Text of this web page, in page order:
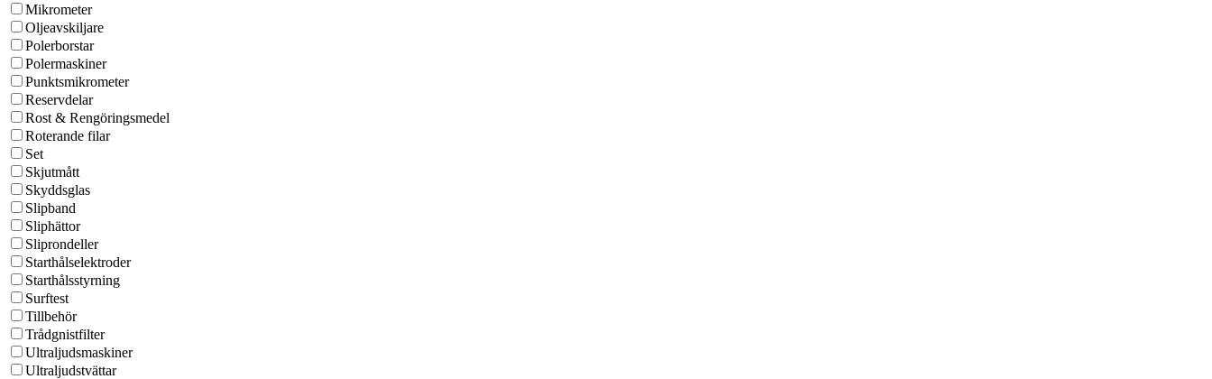
Mikrometer
Oljeavskiljare
Polerborstar
Polermaskiner
Punktsmikrometer
Reservdelar
Rost & Rengöringsmedel
Roterande filar
Set
Skjutmått
Skyddsglas
Slipband
Sliphättor
Sliprondeller
Starthålselektroder
Starthålsstyrning
Surftest
Tillbehör
Trådgnistfilter
Ultraljudsmaskiner
Ultraljudstvättar